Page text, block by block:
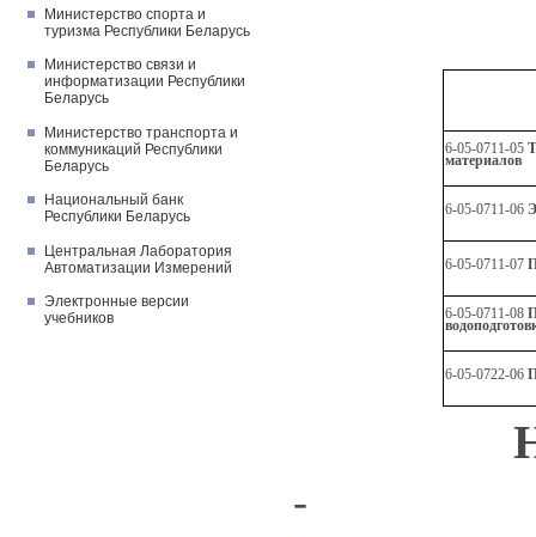
Министерство спорта и
туризма Республики Беларусь
Министерство связи и
информатизации Республики
Беларусь
Министерство транспорта и
коммуникаций Республики
Беларусь
Национальный банк
Республики Беларусь
Центральная Лаборатория
Автоматизации Измерений
Электронные версии
учебников
6-05-0711-05
материалов
6-05-0711-06
6-05-0711-07
6-05-0711-08
6-05-0722-06
-